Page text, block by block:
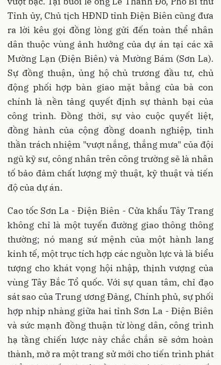
Tỉnh ủy, Chủ tịch HĐND tỉnh Điện Biên cũng đưa
ra lời kêu gọi đồng lòng gửi đến toàn thể nhân
dân thuộc vùng ảnh hưởng của dự án tại các xã
Mường Lạn (Điện Biên) và Mường Bám (Sơn La).
Sự đồng thuận, ủng hộ chủ trương đầu tư, chủ
động phối hợp bàn giao mặt bằng của bà con
chính là nền tảng quyết định sự thành bại của
công trình. Đồng thời, sự vào cuộc quyết liệt,
đồng hành của cộng đồng doanh nghiệp, tinh
thần trách nhiệm "vượt nắng, thắng mưa" của đội
ngũ kỹ sư, công nhân trên công trường sẽ là nhân
tố bảo đảm chất lượng mỹ thuật, kỹ thuật và tiến
độ của dự án.
Cao tốc Sơn La - Điện Biên - Cửa khẩu Tây Trang
không chỉ là một tuyến đường giao thông thông
thường; nó mang sứ mệnh của một hành lang
kinh tế, một trục tích hợp các nguồn lực và là biểu
tượng cho khát vọng hội nhập, thịnh vượng của
vùng Tây Bắc Tổ quốc. Với sự quan tâm, chỉ đạo
sát sao của Trung ương Đảng, Chính phủ, sự phối
hợp nhịp nhàng giữa hai tỉnh Sơn La - Điện Biên
và sức mạnh đồng thuận từ lòng dân, công trình
hạ tầng chiến lược này chắc chắn sẽ sớm hoàn
thành, mở ra một trang sử mới cho tiến trình phát